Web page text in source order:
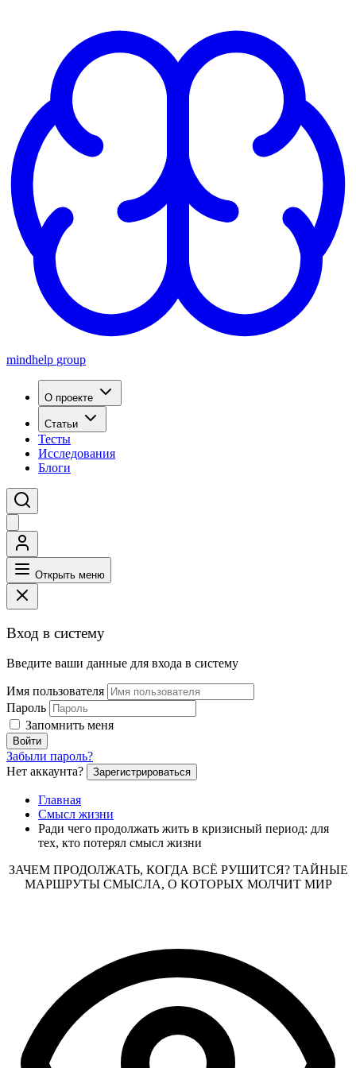
mindhelp group
О проекте
Статьи
Тесты
Исследования
Блоги
Открыть меню
Вход в систему
Введите ваши данные для входа в систему
Имя пользователя
Пароль
Запомнить меня
Войти
Забыли пароль?
Нет аккаунта?
Зарегистрироваться
Главная
Смысл жизни
Ради чего продолжать жить в кризисный период: для
тех, кто потерял смысл жизни
ЗАЧЕМ ПРОДОЛЖАТЬ, КОГДА ВСЁ РУШИТСЯ? ТАЙНЫЕ
МАРШРУТЫ СМЫСЛА, О КОТОРЫХ МОЛЧИТ МИР